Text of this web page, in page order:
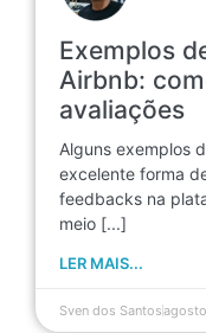
Exemplos
Airbnb:
avaliações
Alguns exemplos
excelente forma
feedbacks na
meio [...]
LER MAIS...
Sven dos Santos